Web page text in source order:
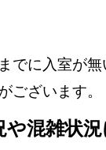
でに入室が
ございます。
や混雑状